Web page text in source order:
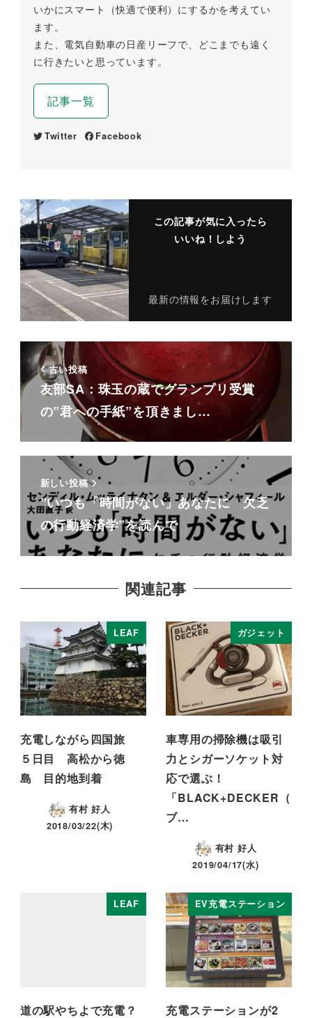
いかにスマート（快適で便利）にするかを考えてい
ます。
また、電気自動車の日産リーフで、どこまでも遠く
に行きたいと思っています。
記事一覧
Twitter Facebook
この記事が気に入ったら
いいね！しよう
最新の情報をお届けします
古い投稿
友部SA：珠玉の蔵でグランプリ受賞
の”君への手紙”を頂きまし…
新しい投稿
”いつも「時間がない」あなたに 欠乏
の行動経済学”を読んで
関連記事
LEAF
充電しながら四国旅
５日目 高松から徳
島 目的地到着
有村 好人
2018/03/22(木)
ガジェット
車専用の掃除機は吸引
力とシガーソケット対
応で選ぶ！
「BLACK+DECKER（
ブ…
有村 好人
2019/04/17(水)
LEAF
道の駅やちよで充電？
EV充電ステーション
充電ステーションが2